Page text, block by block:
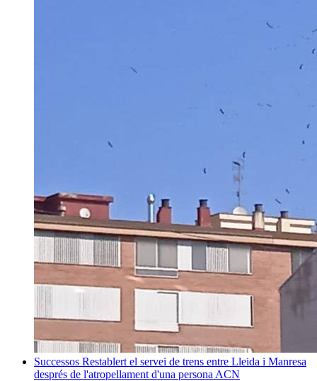
Successos Restablert el servei de trens entre Lleida i Manresa
després de l'atropellament d'una persona ACN